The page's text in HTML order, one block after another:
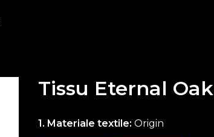
Tissu Eternal Oak
Materiale textile:Origin